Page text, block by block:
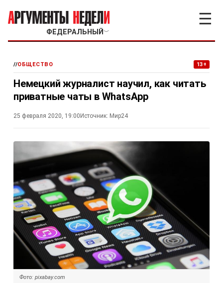
ФЕДЕРАЛЬНЫЙ ﹀
☰
//ОБЩЕСТВО 13+
Немецкий журналист научил, как читать
приватные чаты в WhatsApp
25 февраля 2020, 19:00 Источник: Мир24
Фото: pixabay.com